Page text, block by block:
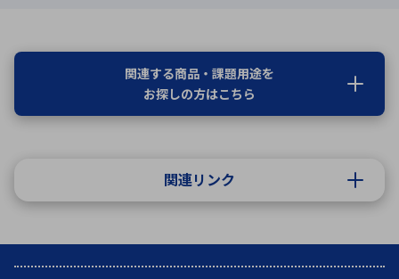
関連する商品・課題用途を
お探しの方はこちら
関連リンク